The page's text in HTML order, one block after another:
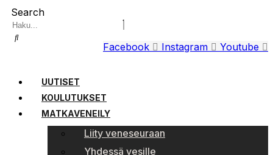
Search
Facebook Instagram Youtube
UUTISET
KOULUTUKSET
MATKAVENEILY
Liity veneseuraan
Yhdessä vesille